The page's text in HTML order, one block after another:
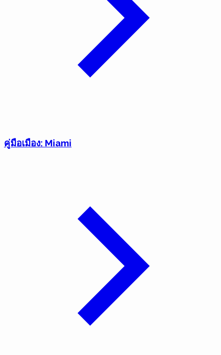
คู่มือเมือง: Miami